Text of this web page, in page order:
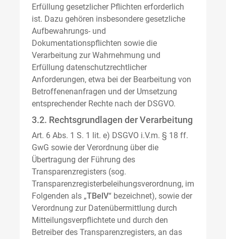
Erfüllung gesetzlicher Pflichten erforderlich
ist. Dazu gehören insbesondere gesetzliche
Aufbewahrungs- und
Dokumentationspflichten sowie die
Verarbeitung zur Wahrnehmung und
Erfüllung datenschutzrechtlicher
Anforderungen, etwa bei der Bearbeitung von
Betroffenenanfragen und der Umsetzung
entsprechender Rechte nach der DSGVO.
3.2. Rechtsgrundlagen der Verarbeitung
Art. 6 Abs. 1 S. 1 lit. e) DSGVO i.V.m. § 18 ff.
GwG sowie der Verordnung über die
Übertragung der Führung des
Transparenzregisters (sog.
Transparenzregisterbeleihungsverordnung, im
Folgenden als „TBelV“ bezeichnet), sowie der
Verordnung zur Datenübermittlung durch
Mitteilungsverpflichtete und durch den
Betreiber des Transparenzregisters, an das